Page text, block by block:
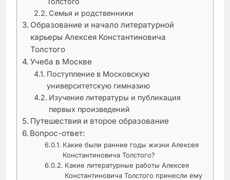
Семья и родственники
Образование и начало литературной
карьеры Алексея Константиновича
Толстого
Учеба в Москве
Поступление в Московскую
университетскую гимназию
Изучение литературы и публикация
первых произведений
Путешествия и второе образование
Вопрос-ответ:
Какие были ранние годы жизни Алексея
Константиновича Толстого?
Какие литературные работы Алексея
Константиновича Толстого принесли ему